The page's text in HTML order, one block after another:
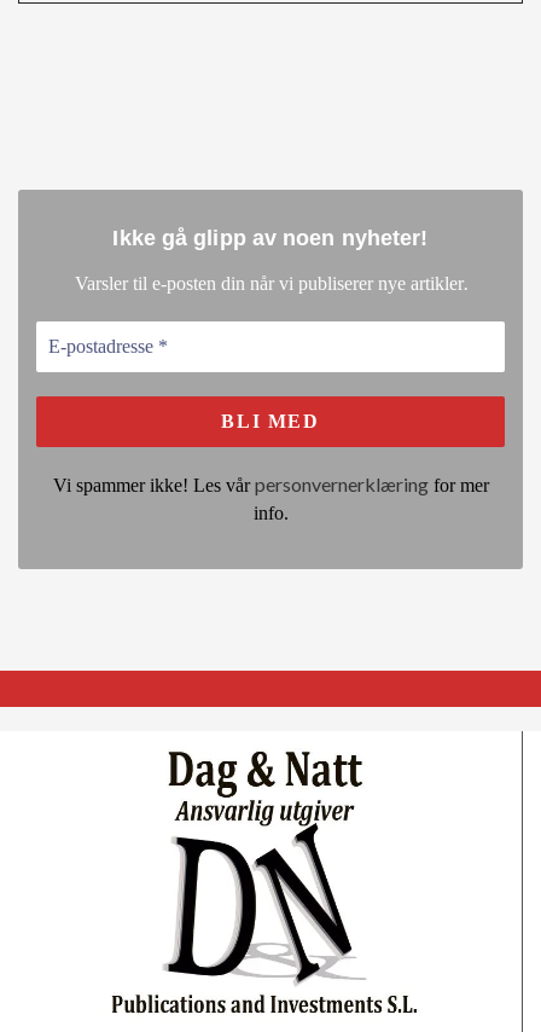
Ikke gå glipp av noen nyheter!
Varsler til e-posten din når vi publiserer nye artikler.
Vi spammer ikke! Les vårpersonvernerklæringfor mer
info.